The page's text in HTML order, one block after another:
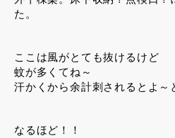
た。
ここは風がとても抜けるけど
蚊が多くてね～
汗かくから余計刺されるとよ～
なるほど！！